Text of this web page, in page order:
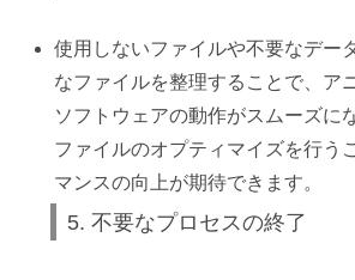
使用しないファイルや不要なデー
なファイルを整理することで、ア
ソフトウェアの動作がスムーズに
ファイルのオプティマイズを行う
マンスの向上が期待できます。
5. 不要なプロセスの終了